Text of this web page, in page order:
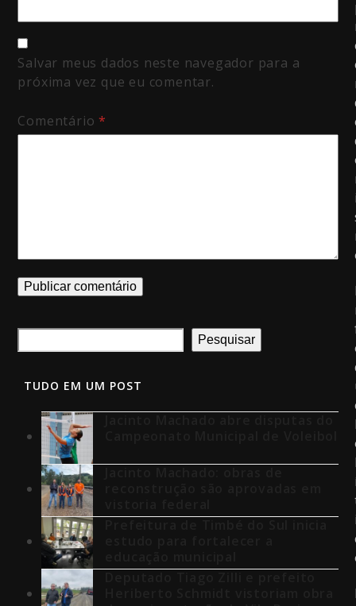
Salvar meus dados neste navegador para a
próxima vez que eu comentar.
Comentário*
Pesquisar
TUDO EM UM POST